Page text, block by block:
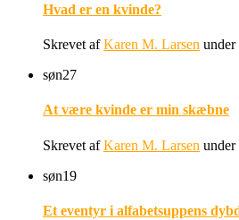
Hvad er en kvinde?
Skrevet afKaren M. Larsen under
søn27
At være kvinde er min skæbne
Skrevet afKaren M. Larsen under
søn19
Et eventyr i alfabetsuppens